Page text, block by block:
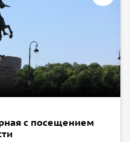
с посещением